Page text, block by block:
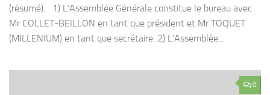
(résumé). 1) L’Assemblée Générale constitue le bureau avec
Mr COLLET-BEILLON en tant que président et Mr TOQUET
(MILLENIUM) en tant que secrétaire. 2) L’Assemblée...
0